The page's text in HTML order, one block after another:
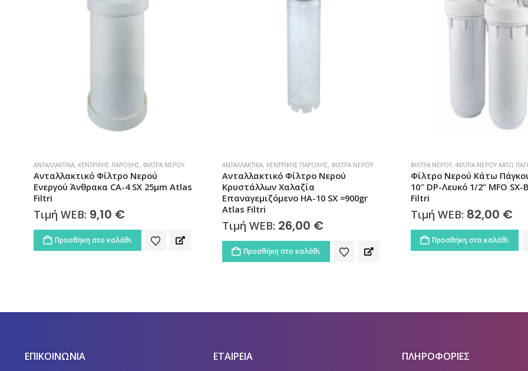
ΑΝΤΑΛΛΑΚΤΙΚΆ, ΚΕΝΤΡΙΚΉΣ ΠΑΡΟΧΉΣ, ΦΊΛΤΡΑ ΝΕΡΟΎ
Ανταλλακτικό Φίλτρο Νερού
Κρυστάλλων Χαλαζία
Επαναγεμιζόμενo HA-10 SX ≈900gr
Atlas Filtri
Τιμή WEB: 26,00€
Προσθήκη στο καλάθι
ΦΊΛΤΡΑ ΝΕΡΟΎ, ΦΊΛΤΡΑ ΝΕΡΟΎ ΚΆΤΩ ΠΆΓΚΟΥ
Φίλτρο Νερού Κάτω Πάγκου Διπλό
10″ DP-Λευκό 1/2” MFO SX-BW Atlas
Filtri
Τιμή WEB:
Προσθήκη στο καλάθι
ΦΊΛΤΡΑ ΝΕΡΟΎ, ΦΊΛΤΡΑ ΝΕΡΟΎ ΒΡΎΣΗΣ
Instapure Ηλεκτρονικό
Νερού Βρύσης Χρωμέ F8
Ανταλλακτικό R-8C | 500850
Τιμή WEB: 65,00 €
Προσθήκη στο καλάθι
ΕΠΙΚΟΙΝΩΝΙΑ ΕΤΑΙΡΕΙΑ ΠΛΗΡΟΦΟΡΙΕΣ